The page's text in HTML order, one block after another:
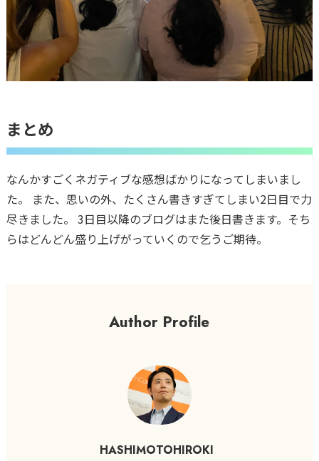
まとめ
なんかすごくネガティブな感想ばかりになってしまいまし
た。 また、思いの外、たくさん書きすぎてしまい2日目で力
尽きました。 3日目以降のブログはまた後日書きます。そち
らはどんどん盛り上げがっていくので乞うご期待。
Author Profile
HASHIMOTOHIROKI